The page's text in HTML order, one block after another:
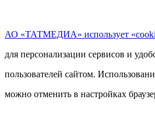
АО «ТАТМЕДИА» использует
для персонализации сервисов и
пользователей сайтом.
можно отменить в настройках